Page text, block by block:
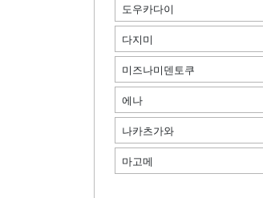
도우카다이
다지미
미즈나미덴토쿠
에나
나카츠가와
마고메